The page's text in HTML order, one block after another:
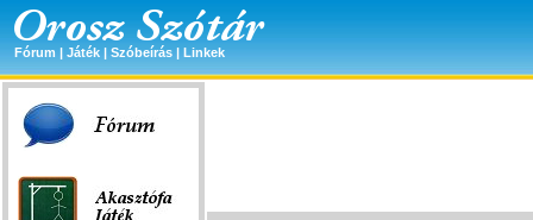
Fórum | Játék | Szóbeírás | Linkek